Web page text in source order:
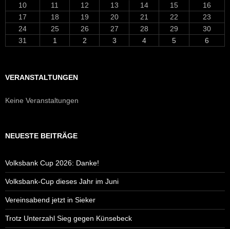
10
11 12 13 14 15
16
17
18 19 20 21 22
23
24
25 26 27 28 29
30
31
1 2 3 4 5 6
VERANSTALTUNGEN
Keine Veranstaltungen
NEUESTE BEITRÄGE
Volksbank Cup 2026: Danke!
Volksbank-Cup dieses Jahr im Juni
Vereinsabend jetzt in Sieker
Trotz Unterzahl Sieg gegen Künsebeck